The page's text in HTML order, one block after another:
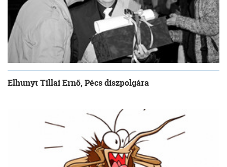
Elhunyt Tillai Ernő, Pécs díszpolgára